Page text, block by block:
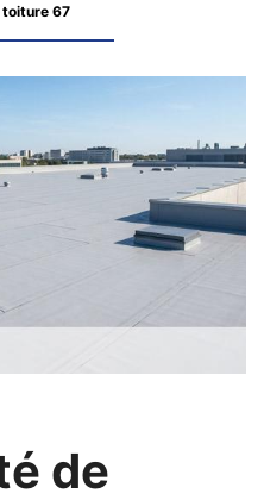
toiture 67
de